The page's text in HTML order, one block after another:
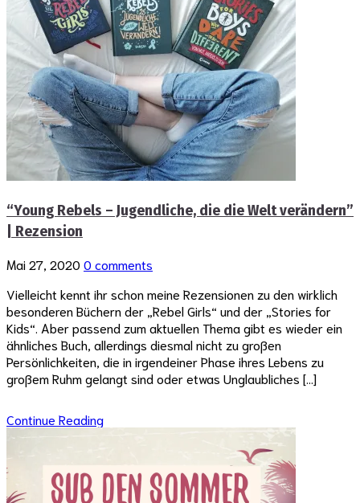
“Young Rebels – Jugendliche, die die Welt verändern”
| Rezension
Mai 27, 2020 0 comments
Vielleicht kennt ihr schon meine Rezensionen zu den wirklich
besonderen Büchern der „Rebel Girls“ und der „Stories for
Kids“. Aber passend zum aktuellen Thema gibt es wieder ein
ähnliches Buch, allerdings diesmal nicht zu großen
Persönlichkeiten, die in irgendeiner Phase ihres Lebens zu
großem Ruhm gelangt sind oder etwas Unglaubliches […]
Continue Reading